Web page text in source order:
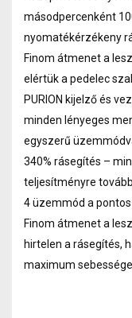
másodpercenként
nyomatékérzékeny
Finom átmenet a
elértük a pedelec
PURION kijelző és
minden lényeges
egyszerű
340% rásegítés –
teljesítményre
4 üzemmód a
Finom átmenet a
hirtelen a rásegítés,
maximum